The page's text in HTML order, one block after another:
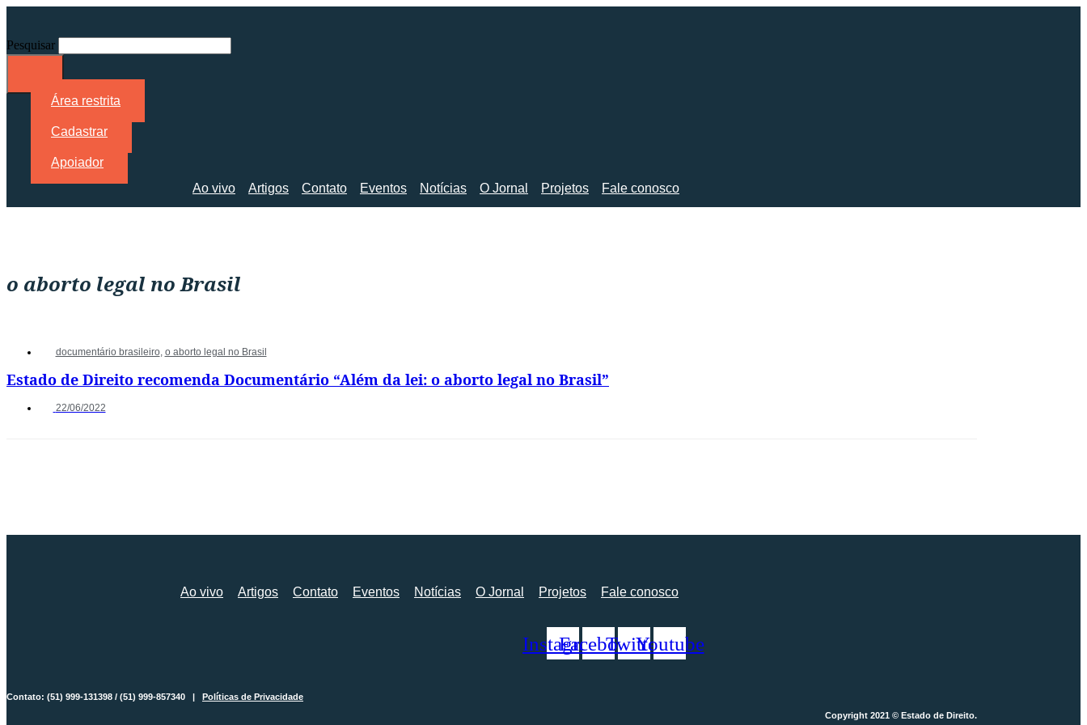
Pesquisar
Área restrita
Cadastrar
Apoiador
Ao vivo
Artigos Contato Eventos Notícias O Jornal Projetos Fale conosco
o aborto legal no Brasil
documentário brasileiro, o aborto legal no Brasil
Estado de Direito recomenda Documentário “Além da lei: o aborto legal no Brasil”
22/06/2022
Ao vivo Artigos Contato Eventos Notícias O Jornal Projetos Fale conosco
Instagram
Facebook
TwitterYoutube
Contato: (51) 999-131398 / (51) 999-857340 | Políticas de Privacidade
Copyright 2021 © Estado de Direito.